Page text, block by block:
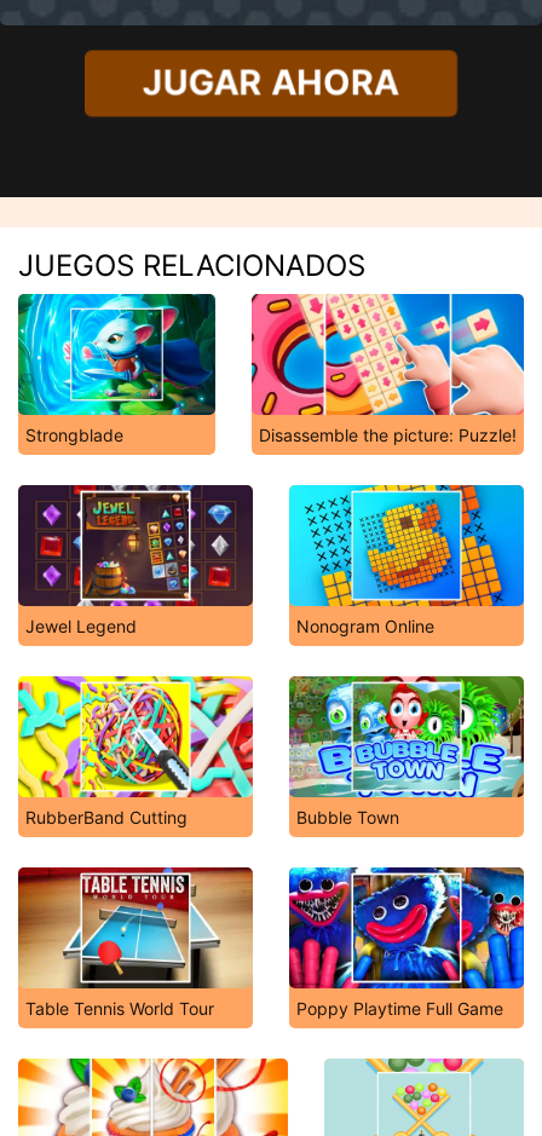
JUGAR AHORA
JUEGOS RELACIONADOS
Strongblade Disassemble the picture: Puzzle!
Jewel Legend Nonogram Online
RubberBand Cutting Bubble Town
Table Tennis World Tour Poppy Playtime Full Game